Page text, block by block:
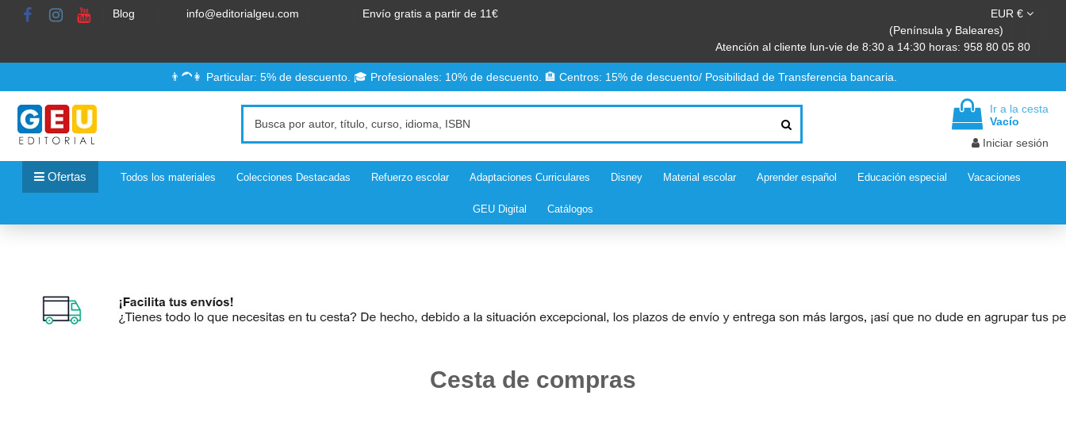
Blog info@editorialgeu.com Envío gratis a partir de 11€
EUR €
(Península y Baleares)
Atención al cliente lun-vie de 8:30 a 14:30 horas: 958 80 05 80
👨‍🦱👩 Particular: 5% de descuento. 🎓 Profesionales: 10% de descuento. 🏨 Centros: 15% de descuento/ Posibilidad de Transferencia bancaria.
Ir a la cesta
Vacío
Iniciar sesión
Ofertas Todos los materiales Colecciones Destacadas Refuerzo escolar Adaptaciones Curriculares Disney Material escolar Aprender español Educación especial Vacaciones
GEU Digital Catálogos
Cesta de compras